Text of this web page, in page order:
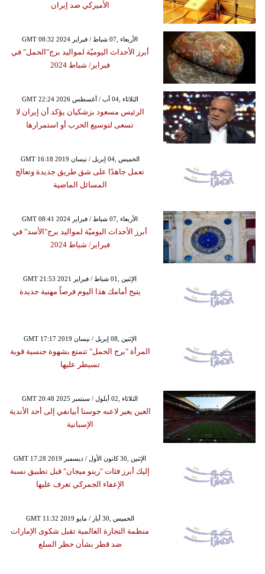
الأميركي ضد إيران
GMT 08:32 2024 الأربعاء ,07 شباط / فبراير
أبرز الأحداث اليوميّة لمواليد برج"الحمل" في
فبراير/ شباط 2024
GMT 22:24 2026 الثلاثاء ,04 آب / أغسطس
الرئيس مسعود بزشكيان يؤكد أن إيران لا
تسعى لتوسيع الحرب أو استمرارها
GMT 16:18 2019 الخميس ,04 إبريل / نيسان
تعمل جاهدًا على شق طريق جديدة وتعالج
المسائل الماضية
GMT 08:41 2024 الأربعاء ,07 شباط / فبراير
أبرز الأحداث اليوميّة لمواليد برج"الأسد" في
فبراير/ شباط 2024
GMT 21:53 2021 الإثنين ,01 شباط / فبراير
يتيح أمامك هذا اليوم فرصاً مهنية جديدة
GMT 17:17 2019 الإثنين ,08 إبريل / نيسان
المرأة "برج الحمل" تتمتع بشهوة جنسية قوية
تسيطر عليها
GMT 20:48 2025 الثلاثاء ,02 أيلول / سبتمبر
العين يعير لاعبه جوسنا أبيانفي إلى أحد الأندية
الإسبانية
GMT 17:28 2019 الإثنين ,30 كانون الأول / ديسمبر
إليك أبرز فئات "رينو ميجان" قبل تطبيق نسبة
الإعفاء الجمركي تعرف عليها
GMT 11:32 2019 الخميس ,30 أيار / مايو
منظمة التجارة العالمية تقبل شكوى الإمارات
ضد قطر بشأن حظر السلع